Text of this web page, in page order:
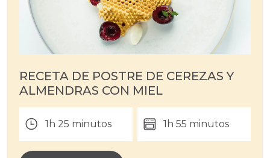
RECETA DE POSTRE DE CEREZAS Y
ALMENDRAS CON MIEL
1h 25 minutos 1h 55 minutos